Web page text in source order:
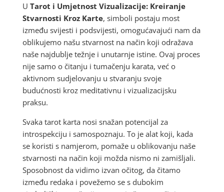
U Tarot i Umjetnost Vizualizacije: Kreiranje
Stvarnosti Kroz Karte, simboli postaju most
između svijesti i podsvijesti, omogućavajući nam da
oblikujemo našu stvarnost na način koji odražava
naše najdublje težnje i unutarnje istine. Ovaj proces
nije samo o čitanju i tumačenju karata, već o
aktivnom sudjelovanju u stvaranju svoje
budućnosti kroz meditativnu i vizualizacijsku
praksu.
Svaka tarot karta nosi snažan potencijal za
introspekciju i samospoznaju. To je alat koji, kada
se koristi s namjerom, pomaže u oblikovanju naše
stvarnosti na način koji možda nismo ni zamišljali.
Sposobnost da vidimo izvan očitog, da čitamo
između redaka i povežemo se s dubokim